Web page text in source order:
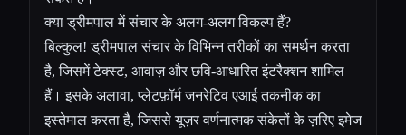
क्या ड्रीमपाल में संचार के अलग-अलग विकल्प हैं?
बिल्कुल! ड्रीमपाल संचार के विभिन्न तरीकों का समर्थन करता
है, जिसमें टेक्स्ट, आवाज़ और छवि-आधारित इंटरैक्शन शामिल
हैं। इसके अलावा, प्लेटफ़ॉर्म जनरेटिव एआई तकनीक का
इस्तेमाल करता है, जिससे यूज़र वर्णनात्मक संकेतों के ज़रिए इमेज